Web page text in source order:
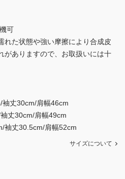
可
れた状態や強い摩擦により合成皮
がありますので、お取扱いには十
丈30cm/肩幅46cm
丈30cm/肩幅49cm
袖丈30.5cm/肩幅52cm
サイズについて